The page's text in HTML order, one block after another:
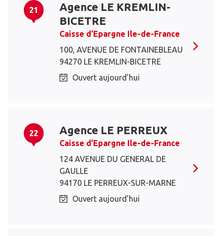
21
Agence LE KREMLIN-
BICETRE
Caisse d’Epargne Ile-de-France
100, AVENUE DE FONTAINEBLEAU
94270 LE KREMLIN-BICETRE
Ouvert aujourd’hui
22 Agence LE PERREUX
Caisse d’Epargne Ile-de-France
124 AVENUE DU GENERAL DE
GAULLE
94170 LE PERREUX-SUR-MARNE
Ouvert aujourd’hui